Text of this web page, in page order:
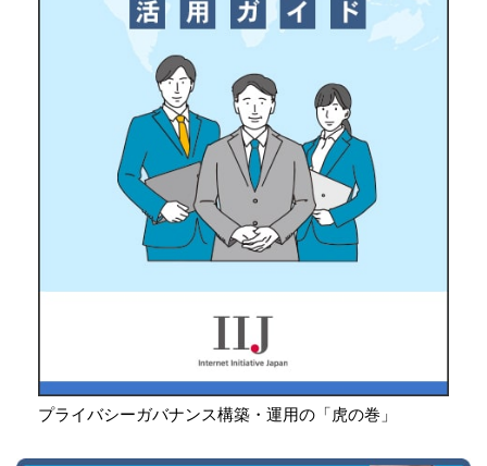
プライバシーガバナンス構築・運用の「虎の巻」